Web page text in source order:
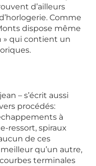
d’ailleurs
Comme
dispose même
» qui contient un
– s’écrit aussi
procédés:
à
ressort, spiraux
de ces
qu’un autre,
terminales